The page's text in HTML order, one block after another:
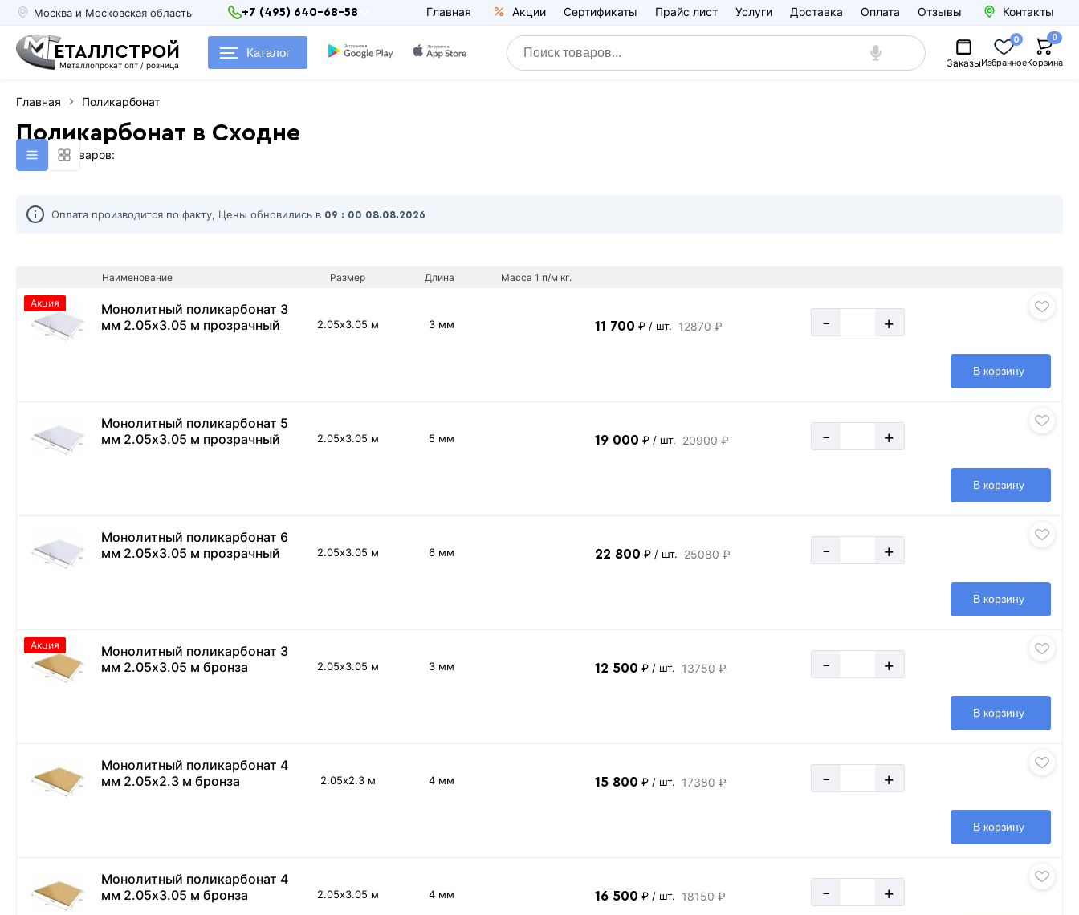
Москва и Московская область +7 (495) 640-68-58 Главная Акции Сертификаты Прайс лист Услуги Доставка Оплата Отзывы Контакты
ЕТАЛЛСТРОЙ
Металлопрокат опт / розница
Каталог
ЗаказыИзбранное
0
Корзина
0
Главная Поликарбонат
Поликарбонат в Сходне
Найдено товаров:
Оплата производится по факту, Цены обновились в 09 : 00 08.08.2026
Наименование Размер Длина Масса 1 п/м кг.
Монолитный поликарбонат 3
мм 2.05х3.05 м прозрачный
Акция
2.05х3.05 м 3 мм 11 700 ₽ / шт. 12870 ₽ - +
В корзину
Монолитный поликарбонат 5
мм 2.05х3.05 м прозрачный
2.05х3.05 м 5 мм 19 000 ₽ / шт. 20900 ₽ - +
В корзину
Монолитный поликарбонат 6
мм 2.05х3.05 м прозрачный
2.05х3.05 м 6 мм 22 800 ₽ / шт. 25080 ₽ - +
В корзину
Монолитный поликарбонат 3
мм 2.05х3.05 м бронза
Акция
2.05х3.05 м 3 мм 12 500 ₽ / шт. 13750 ₽ - +
В корзину
Монолитный поликарбонат 4
мм 2.05х2.3 м бронза
2.05х2.3 м 4 мм 15 800 ₽ / шт. 17380 ₽ - +
В корзину
Монолитный поликарбонат 4
мм 2.05х3.05 м бронза
2.05х3.05 м 4 мм 16 500 ₽ / шт. 18150 ₽ - +